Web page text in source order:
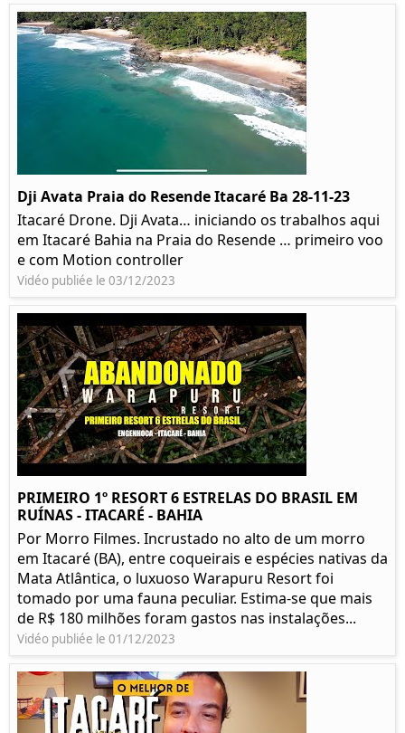
Dji Avata Praia do Resende Itacaré Ba 28-11-23
Itacaré Drone. Dji Avata… iniciando os trabalhos aqui
em Itacaré Bahia na Praia do Resende … primeiro voo
e com Motion controller
Vidéo publiée le 03/12/2023
PRIMEIRO 1º RESORT 6 ESTRELAS DO BRASIL EM
RUÍNAS - ITACARÉ - BAHIA
Por Morro Filmes. Incrustado no alto de um morro
em Itacaré (BA), entre coqueirais e espécies nativas da
Mata Atlântica, o luxuoso Warapuru Resort foi
tomado por uma fauna peculiar. Estima-se que mais
de R$ 180 milhões foram gastos nas instalações...
Vidéo publiée le 01/12/2023